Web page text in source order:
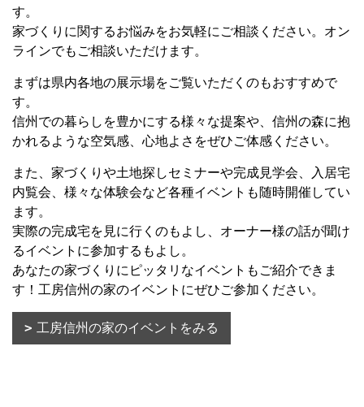
す。
家づくりに関するお悩みをお気軽にご相談ください。オン
ラインでもご相談いただけます。
まずは県内各地の展示場をご覧いただくのもおすすめで
す。
信州での暮らしを豊かにする様々な提案や、信州の森に抱
かれるような空気感、心地よさをぜひご体感ください。
また、家づくりや土地探しセミナーや完成見学会、入居宅
内覧会、様々な体験会など各種イベントも随時開催してい
ます。
実際の完成宅を見に行くのもよし、オーナー様の話が聞け
るイベントに参加するもよし。
あなたの家づくりにピッタリなイベントもご紹介できま
す！工房信州の家のイベントにぜひご参加ください。
工房信州の家のイベントをみる